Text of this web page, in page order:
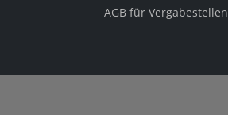
AGB für Vergabestellen